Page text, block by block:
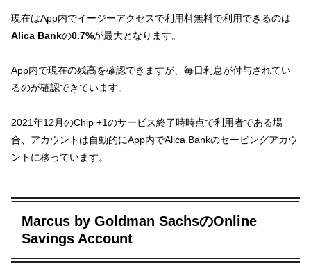
現在はApp内でイージーアクセスで利用料無料で利用できるのは
Alica Bankの0.7%が最大となります。
App内で現在の残高を確認できますが、毎日利息が付与されてい
るのが確認できています。
2021年12月のChip +1のサービス終了時時点で利用者である場
合、アカウントは自動的にApp内でAlica Bankのセービングアカウ
ントに移っています。
Marcus by Goldman SachsのOnline
Savings Account